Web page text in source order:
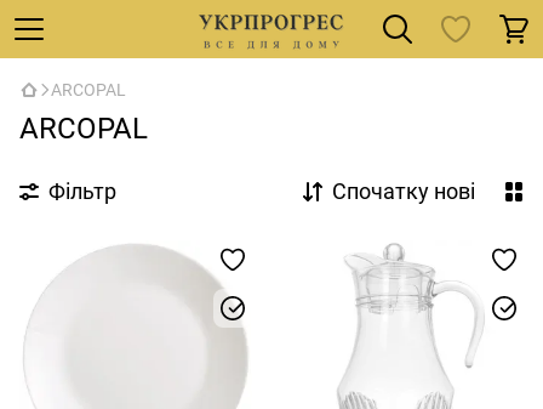
ARCOPAL
ARCOPAL
Фільтр Спочатку нові